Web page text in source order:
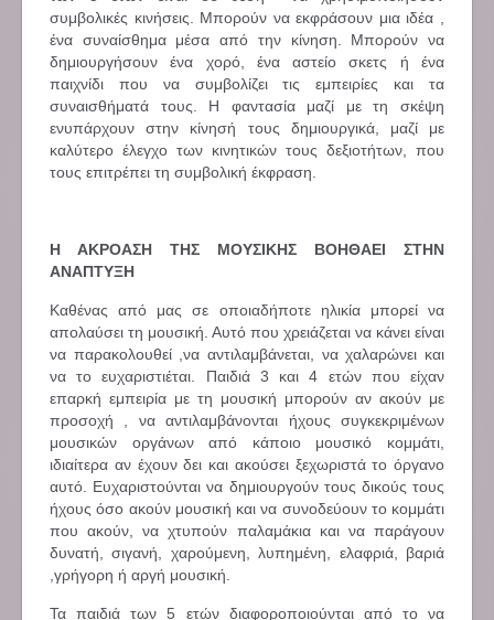
συμβολικές κινήσεις. Μπορούν να εκφράσουν μια ιδέα ,
ένα συναίσθημα μέσα από την κίνηση. Μπορούν να
δημιουργήσουν ένα χορό, ένα αστείο σκετς ή ένα
παιχνίδι που να συμβολίζει τις εμπειρίες και τα
συναισθήματά τους. Η φαντασία μαζί με τη σκέψη
ενυπάρχουν στην κίνησή τους δημιουργικά, μαζί με
καλύτερο έλεγχο των κινητικών τους δεξιοτήτων, που
τους επιτρέπει τη συμβολική έκφραση.
Η ΑΚΡΟΑΣΗ ΤΗΣ ΜΟΥΣΙΚΗΣ ΒΟΗΘΑΕΙ ΣΤΗΝ
ΑΝΑΠΤΥΞΗ
Καθένας από μας σε οποιαδήποτε ηλικία μπορεί να
απολαύσει τη μουσική. Αυτό που χρειάζεται να κάνει είναι
να παρακολουθεί ,να αντιλαμβάνεται, να χαλαρώνει και
να το ευχαριστιέται. Παιδιά 3 και 4 ετών που είχαν
επαρκή εμπειρία με τη μουσική μπορούν αν ακούν με
προσοχή , να αντιλαμβάνονται ήχους συγκεκριμένων
μουσικών οργάνων από κάποιο μουσικό κομμάτι,
ιδιαίτερα αν έχουν δει και ακούσει ξεχωριστά το όργανο
αυτό. Ευχαριστούνται να δημιουργούν τους δικούς τους
ήχους όσο ακούν μουσική και να συνοδεύουν το κομμάτι
που ακούν, να χτυπούν παλαμάκια και να παράγουν
δυνατή, σιγανή, χαρούμενη, λυπημένη, ελαφριά, βαριά
,γρήγορη ή αργή μουσική.
Τα παιδιά των 5 ετών διαφοροποιούνται από το να